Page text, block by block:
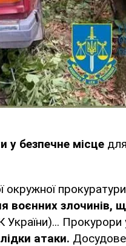
у безпечне місце
окружної
воєнних злочинів,
України)... Прокурори
атаки. Досудове